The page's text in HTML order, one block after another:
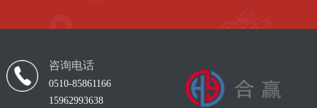
咨询电话
0510-85861166
15962993638